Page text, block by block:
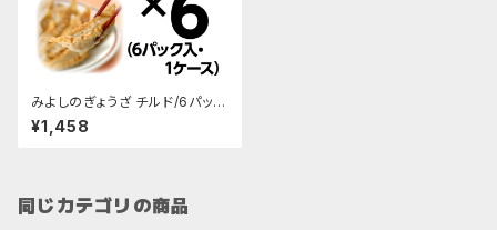
みよしのぎょうざ チルド/6パック
入・1ケース
¥1,458
同じカテゴリの商品